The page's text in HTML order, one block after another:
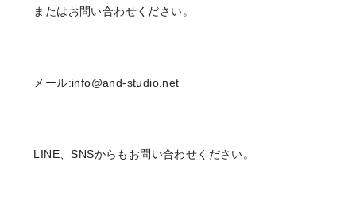
またはお問い合わせください。
メール:info@and-studio.net
LINE、SNSからもお問い合わせください。